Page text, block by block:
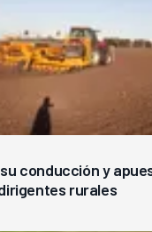
conducción y
rurales